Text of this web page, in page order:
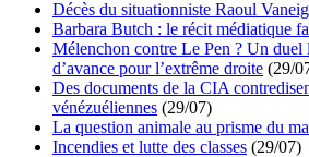
Décès du situationniste Raoul
Barbara Butch : le récit médiatique
Mélenchon contre Le Pen ? Un duel
d’avance pour l’extrême droite (29/
Des documents de la CIA
vénézuéliennes (29/07)
La question animale au prisme du
Incendies et lutte des classes (29/07)